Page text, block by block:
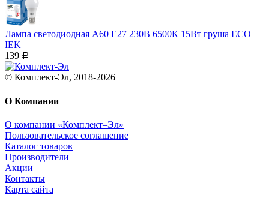
Лампа светодиодная A60 Е27 230В 6500К 15Вт груша ECO
IEK
139 Р
© Комплект-Эл, 2018-2026
О Компании
О компании «Комплект–Эл»
Пользовательское соглашение
Каталог товаров
Производители
Акции
Контакты
Карта сайта